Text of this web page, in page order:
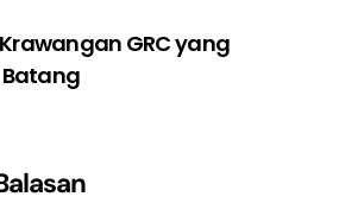
GRC yang